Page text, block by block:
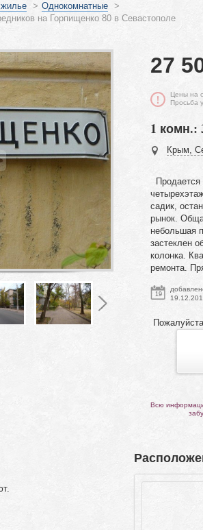
жилье > Однокомнатные >
на Горпищенко 80 в Севастополе
27
Цены на
Просьба
1 комн.:
Крым,
Продается
садик,
рынок.
небольшая
застеклен
колонка.
ремонта.
19
Всю